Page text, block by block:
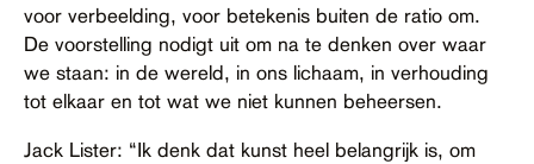
voor verbeelding, voor betekenis buiten de ratio om.
De voorstelling nodigt uit om na te denken over waar
we staan: in de wereld, in ons lichaam, in verhouding
tot elkaar en tot wat we niet kunnen beheersen.
Jack Lister: “Ik denk dat kunst heel belangrijk is, om